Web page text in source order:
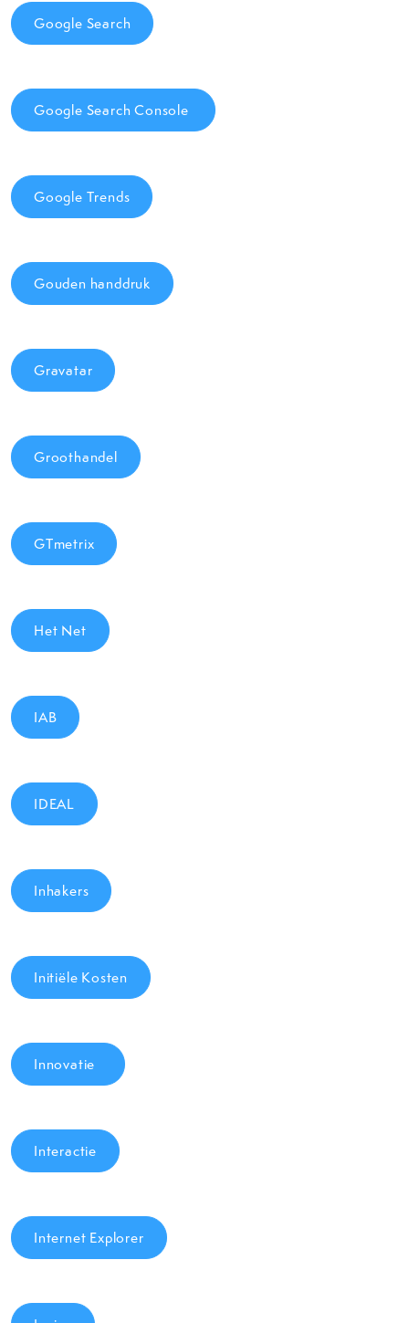
Google Search
Google Search Console
Google Trends
Gouden handdruk
Gravatar
Groothandel
GTmetrix
Het Net
IAB
IDEAL
Inhakers
Initiële Kosten
Innovatie
Interactie
Internet Explorer